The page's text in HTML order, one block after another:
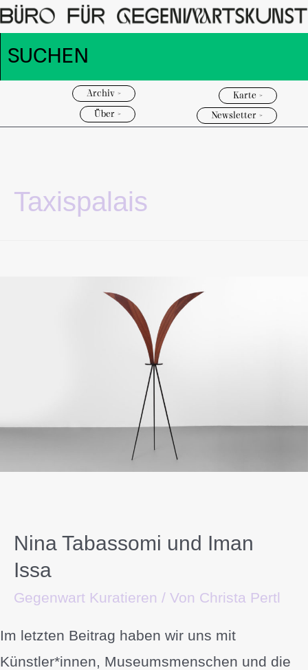
Archiv >
Über >
Karte >
Newsletter >
Taxispalais
Nina Tabassomi und Iman
Issa
Gegenwart Kuratieren / Von Christa Pertl
Im letzten Beitrag haben wir uns mit
Künstler*innen, Museumsmenschen und die